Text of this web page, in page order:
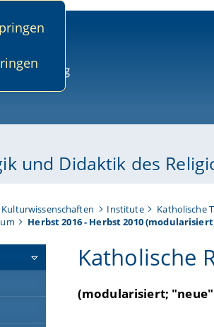
und Didaktik des
Institute Katholische
Herbst 2016 - Herbst 2010
Katholische
(modularisiert; "neue"